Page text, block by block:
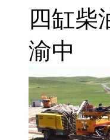
四缸柴
渝中